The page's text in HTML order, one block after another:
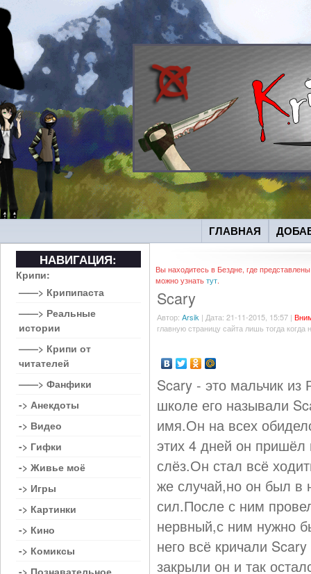
ГЛАВНАЯ
Вы находитесь в Бездне, где
можно узнатьтут.
Scary
Автор: Arsik | Дата: 21-11-2015, 15:57 |
главную страницу сайта лишь тогда
Scary - это мальчик из
школе его называли
имя.Он на всех
этих 4 дней он пришёл
слёз.Он стал всё
же случай,но он был в
сил.После с ним
нервный,с ним нужно
него всё кричали
закрыли он и так
НАВИГАЦИЯ:
Крипи:
——> Крипипаста
——> Реальные
истории
——> Крипи от
читателей
——> Фанфики
-> Анекдоты
-> Видео
-> Гифки
-> Живье моё
-> Игры
-> Картинки
-> Кино
-> Комиксы
-> Познавательное